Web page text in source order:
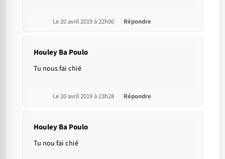
Le 20 avril 2019 à 22h06 Répondre
Houley Ba Poulo
Tu nous fai chié
Le 20 avril 2019 à 23h28 Répondre
Houley Ba Poulo
Tu nou fai chié